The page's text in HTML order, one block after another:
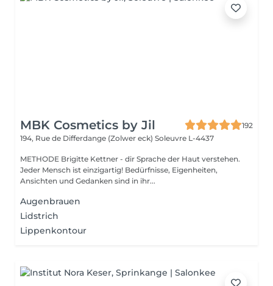
MBK Cosmetics by Jil
192
194, Rue de Differdange (Zolwer eck) Soleuvre L-4437
METHODE Brigitte Kettner - dir Sprache der Haut verstehen.
Jeder Mensch ist einzigartig! Bedürfnisse, Eigenheiten,
Ansichten und Gedanken sind in ihr...
Augenbrauen
Lidstrich
Lippenkontour